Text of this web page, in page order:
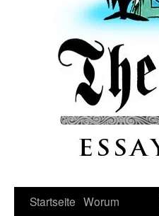
Startseite Worum